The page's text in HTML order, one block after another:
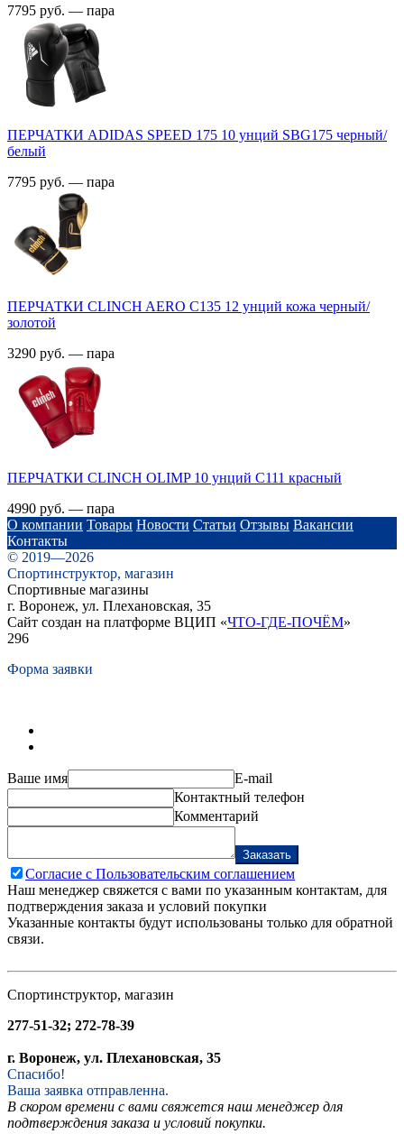
7795 руб. — пара
ПЕРЧАТКИ ADIDAS SPEED 175 10 унций SBG175 черный/
белый
7795 руб. — пара
ПЕРЧАТКИ CLINCH AERO C135 12 унций кожа черный/
золотой
3290 руб. — пара
ПЕРЧАТКИ CLINCH OLIMP 10 унций С111 красный
4990 руб. — пара
О компании Товары Новости Статьи Отзывы Вакансии
Контакты
© 2019—2026
Спортинструктор, магазин
Спортивные магазины
г. Воронеж, ул. Плехановская, 35
Сайт создан на платформе ВЦИП «ЧТО-ГДЕ-ПОЧЁМ»
296
Форма заявки
Ваше имя
E-mail
Контактный телефон
Комментарий
Заказать
Согласие с Пользовательским соглашением
Наш менеджер свяжется с вами по указанным контактам, для
подтверждения заказа и условий покупки
Указанные контакты будут использованы только для обратной
связи.
Спортинструктор, магазин
277-51-32; 272-78-39
г. Воронеж, ул. Плехановская, 35
Спасибо!
Ваша заявка отправленна.
В скором времени с вами свяжется наш менеджер для
подтверждения заказа и условий покупки.